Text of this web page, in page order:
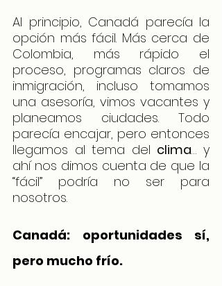
Al principio, Canadá parecía la
opción más fácil. Más cerca de
Colombia, más rápido el
proceso, programas claros de
inmigración, incluso tomamos
una asesoría, vimos vacantes y
planeamos ciudades. Todo
parecía encajar, pero entonces
llegamos al tema del clima… y
ahí nos dimos cuenta de que la
“fácil” podría no ser para
nosotros.
Canadá: oportunidades sí,
pero mucho frío.